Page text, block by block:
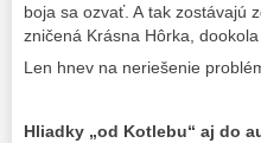
boja sa ozvať. A tak zostávajú
zničená Krásna Hôrka,
Len hnev na neriešenie
Hliadky „od Kotlebu“ aj do